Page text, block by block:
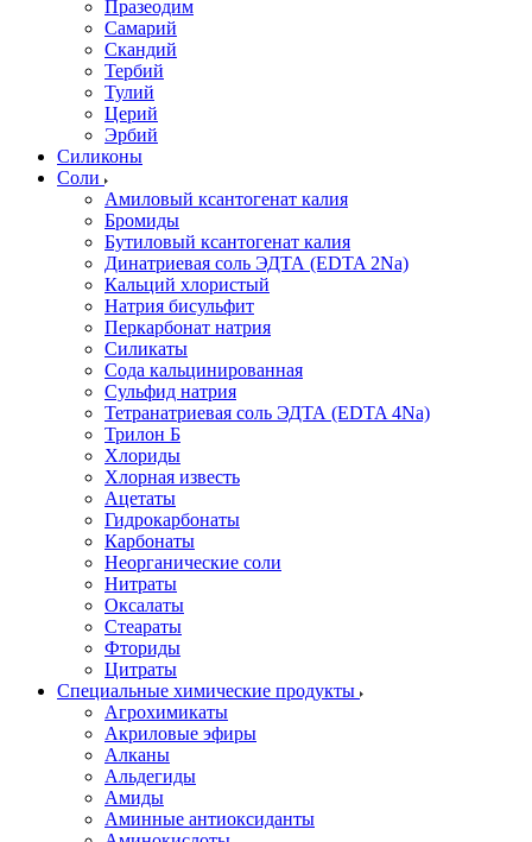
Празеодим
Самарий
Скандий
Тербий
Тулий
Церий
Эрбий
Силиконы
Соли
Амиловый ксантогенат калия
Бромиды
Бутиловый ксантогенат калия
Динатриевая соль ЭДТА (EDTA 2Na)
Кальций хлористый
Натрия бисульфит
Перкарбонат натрия
Силикаты
Сода кальцинированная
Сульфид натрия
Тетранатриевая соль ЭДТА (EDTA 4Na)
Трилон Б
Хлориды
Хлорная известь
Ацетаты
Гидрокарбонаты
Карбонаты
Неорганические соли
Нитраты
Оксалаты
Стеараты
Фториды
Цитраты
Специальные химические продукты
Агрохимикаты
Акриловые эфиры
Алканы
Альдегиды
Амиды
Аминные антиоксиданты